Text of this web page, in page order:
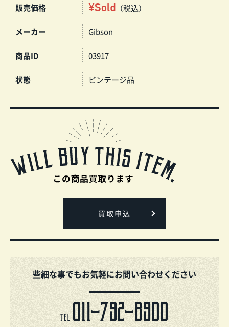
販売価格 ¥Sold （税込）
メーカー Gibson
商品ID 03917
状態 ビンテージ品
買取申込
些細な事でもお気軽にお問い合わせください
TEL 011-792-8900